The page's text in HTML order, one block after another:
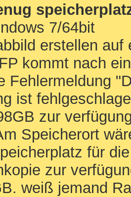
7/64bit
erstellen auf
kommt nach
Fehlermeldung
ist
zur
Speicherort
für die
zur
weiß jemand